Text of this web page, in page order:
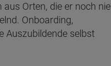
Orten, die er noch nie
Onboarding,
Auszubildende selbst